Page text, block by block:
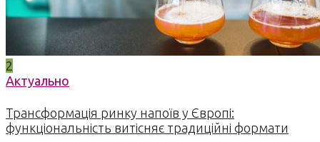
2
Актуально
Трансформація ринку напоїв у Європі:
функціональність витісняє традиційні формати